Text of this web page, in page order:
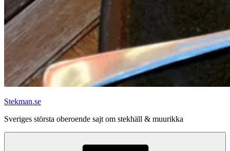
Stekman.se
Sveriges största oberoende sajt om stekhäll & muurikka